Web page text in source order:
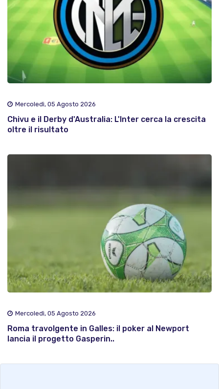
Mercoledì, 05 Agosto 2026
Chivu e il Derby d'Australia: L'Inter cerca la crescita
oltre il risultato
Mercoledì, 05 Agosto 2026
Roma travolgente in Galles: il poker al Newport
lancia il progetto Gasperin..